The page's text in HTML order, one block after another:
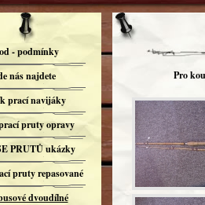
Pro
- podmínky
nás najdete
prací navijáky
pruty opravy
PRUTŮ ukázky
pruty repasované
dvoudílné